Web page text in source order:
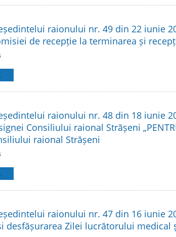
raionului nr. 49 din 22 iunie
de recepție la terminarea și
raionului nr. 48 din 18 iunie
Consiliului raional Strășeni
raional Strășeni
raionului nr. 47 din 16 iunie
desfășurarea Zilei lucrătorului medical